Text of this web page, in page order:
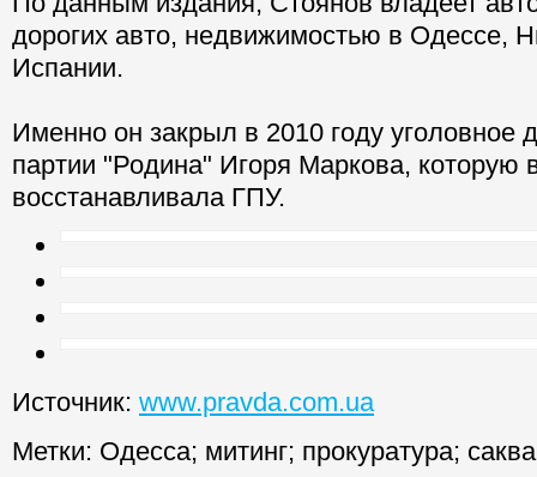
дорогих авто, недвижимостью в Одессе,
Испании.
Именно он закрыл в 2010 году уголовное
партии "Родина" Игоря Маркова, которую
восстанавливала ГПУ.
Источник: www.pravda.com.ua
Метки: Одесса; митинг; прокуратура;